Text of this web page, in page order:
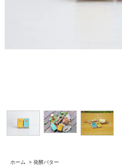
ホーム > 発酵バター